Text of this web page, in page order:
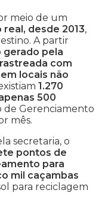
meio de um
desde 2013,
A partir
gerado pela
com
locais não
1.270
500
de Gerenciamento
mês.
secretaria, o
pontos de
para
mil caçambas
para reciclagem